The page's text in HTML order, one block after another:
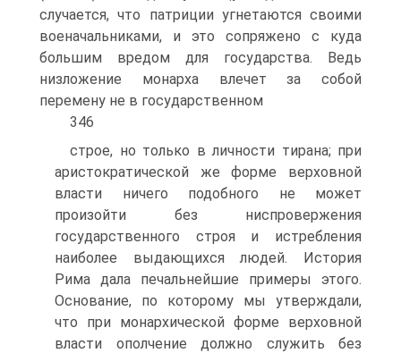
случается, что патриции угнетаются своими
военачальниками, и это сопряжено с куда
большим вредом для государства. Ведь
низложение монарха влечет за собой
перемену не в государственном
346
строе, но только в личности тирана; при
аристократической же форме верховной
власти ничего подобного не может
произойти без ниспровержения
государственного строя и истребления
наиболее выдающихся людей. История
Рима дала печальнейшие примеры этого.
Основание, по которому мы утверждали,
что при монархической форме верховной
власти ополчение должно служить без